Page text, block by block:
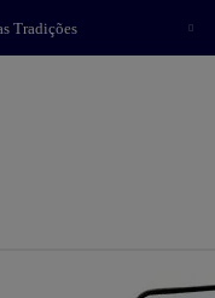
Sem
a facção